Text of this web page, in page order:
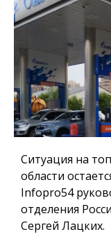
Ситуация на
области
Infopro54
отделения
Сергей Лацких.